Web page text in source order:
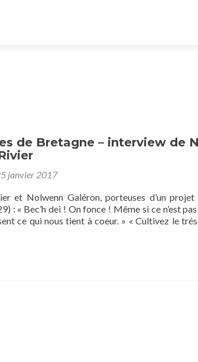
de Bretagne – interview de
janvier 2017
et Nolwenn Galéron, porteuses d’un projet
: « Bec’h dei ! On fonce ! Même si ce n’est
ce qui nous tient à coeur. » « Cultivez le